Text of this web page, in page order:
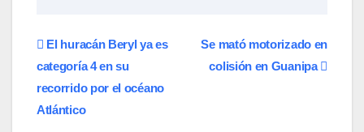
Navegación
de
entradas
Se mató motorizado en
colisión en Guanipa
El huracán Beryl ya es
categoría 4 en su
recorrido por el océano
Atlántico